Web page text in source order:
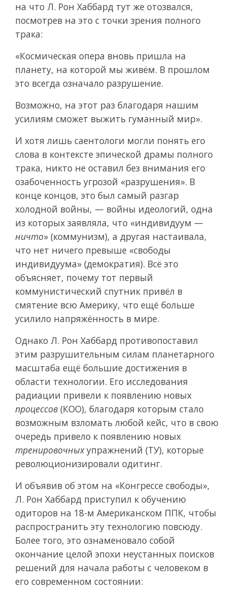
на что Л. Рон Хаббард тут же отозвался,
посмотрев на это с точки зрения полного
трака:
«Космическая опера вновь пришла на
планету, на которой мы живём. В прошлом
это всегда означало разрушение.
Возможно, на этот раз благодаря нашим
усилиям сможет выжить гуманный мир».
И хотя лишь саентологи могли понять его
слова в контексте эпической драмы полного
трака, никто не оставил без внимания его
озабоченность угрозой «разрушения». В
конце концов, это был самый разгар
холодной войны, — войны идеологий, одна
из которых заявляла, что «индивидуум —
ничто» (коммунизм), а другая настаивала,
что нет ничего превыше «свободы
индивидуума» (демократия). Всё это
объясняет, почему тот первый
коммунистический спутник привёл в
смятение всю Америку, что ещё больше
усилило напряжённость в мире.
Однако Л. Рон Хаббард противопоставил
этим разрушительным силам планетарного
масштаба ещё большие достижения в
области технологии. Его исследования
радиации привели к появлению новых
процессов (КОО), благодаря которым стало
возможным взломать любой кейс, что в свою
очередь привело к появлению новых
тренировочныхупражнений (ТУ), которые
революционизировали одитинг.
И объявив об этом на «Конгрессе свободы»,
Л. Рон Хаббард приступил к обучению
одиторов на 18-м Американском ППК, чтобы
распространить эту технологию повсюду.
Более того, это ознаменовало собой
окончание целой эпохи неустанных поисков
решений для начала работы с человеком в
его современном состоянии: